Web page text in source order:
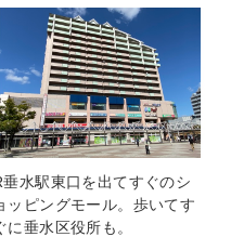
垂水駅東口を出てすぐのシ
ッピングモール。歩いてす
に垂水区役所も。